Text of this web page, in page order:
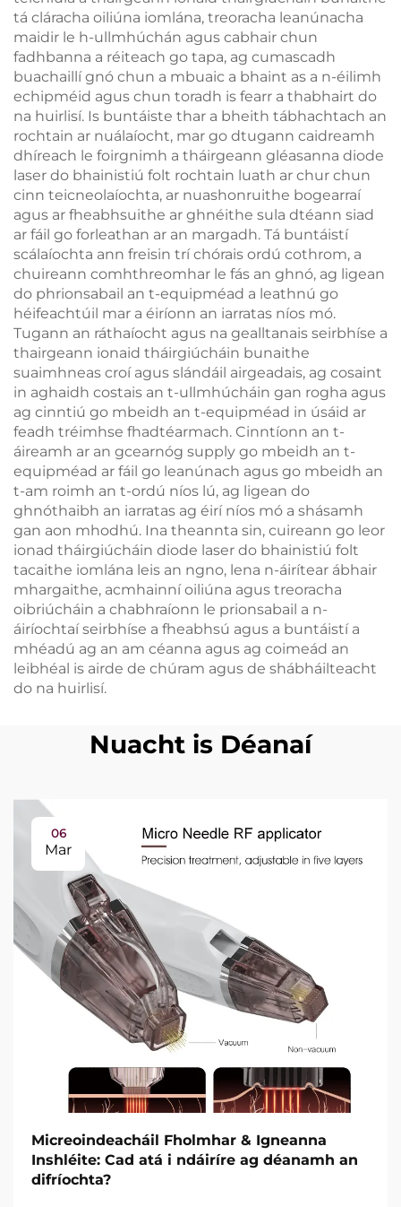
tá cláracha oiliúna iomlána, treoracha leanúnacha
maidir le h-ullmhúchán agus cabhair chun
fadhbanna a réiteach go tapa, ag cumascadh
buachaillí gnó chun a mbuaic a bhaint as a n-éilimh
echipméid agus chun toradh is fearr a thabhairt do
na huirlisí. Is buntáiste thar a bheith tábhachtach an
rochtain ar nuálaíocht, mar go dtugann caidreamh
dhíreach le foirgnimh a tháirgeann gléasanna diode
laser do bhainistiú folt rochtain luath ar chur chun
cinn teicneolaíochta, ar nuashonruithe bogearraí
agus ar fheabhsuithe ar ghnéithe sula dtéann siad
ar fáil go forleathan ar an margadh. Tá buntáistí
scálaíochta ann freisin trí chórais ordú cothrom, a
chuireann comhthreomhar le fás an ghnó, ag ligean
do phrionsabail an t-equipméad a leathnú go
héifeachtúil mar a éiríonn an iarratas níos mó.
Tugann an ráthaíocht agus na gealltanais seirbhíse a
thairgeann ionaid tháirgiúcháin bunaithe
suaimhneas croí agus slándáil airgeadais, ag cosaint
in aghaidh costais an t-ullmhúcháin gan rogha agus
ag cinntiú go mbeidh an t-equipméad in úsáid ar
feadh tréimhse fhadtéarmach. Cinntíonn an t-
áireamh ar an gcearnóg supply go mbeidh an t-
equipméad ar fáil go leanúnach agus go mbeidh an
t-am roimh an t-ordú níos lú, ag ligean do
ghnóthaibh an iarratas ag éirí níos mó a shásamh
gan aon mhodhú. Ina theannta sin, cuireann go leor
ionad tháirgiúcháin diode laser do bhainistiú folt
tacaithe iomlána leis an ngno, lena n-áirítear ábhair
mhargaithe, acmhainní oiliúna agus treoracha
oibriúcháin a chabhraíonn le prionsabail a n-
áiríochtaí seirbhíse a fheabhsú agus a buntáistí a
mhéadú ag an am céanna agus ag coimeád an
leibhéal is airde de chúram agus de shábháilteacht
do na huirlisí.
Nuacht is Déanaí
06
Mar
Micreoindeacháil Fholmhar & Igneanna
Inshléite: Cad atá i ndáiríre ag déanamh an
difríochta?